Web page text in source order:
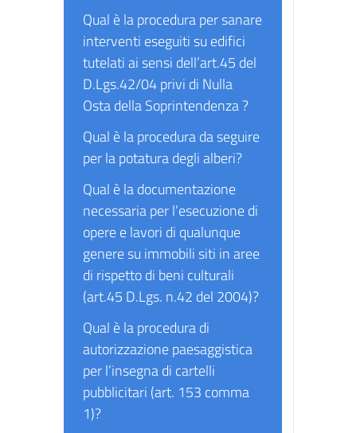
Qual è la procedura per sanare
interventi eseguiti su edifici
tutelati ai sensi dell’art.45 del
D.Lgs.42/04 privi di Nulla
Osta della Soprintendenza ?
Qual è la procedura da seguire
per la potatura degli alberi?
Qual è la documentazione
necessaria per l’esecuzione di
opere e lavori di qualunque
genere su immobili siti in aree
di rispetto di beni culturali
(art.45 D.Lgs. n.42 del 2004)?
Qual è la procedura di
autorizzazione paesaggistica
per l’insegna di cartelli
pubblicitari (art. 153 comma
1)?